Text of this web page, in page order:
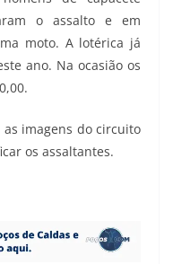
o assalto e em
moto. A lotérica já
ano. Na ocasião os
imagens do circuito
os assaltantes.